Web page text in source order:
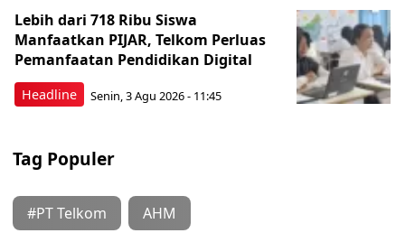
Headline
Lebih dari 718 Ribu Siswa
Manfaatkan PIJAR, Telkom Perluas
Pemanfaatan Pendidikan Digital
Senin, 3 Agu 2026 - 11:45
Tag Populer
#PT Telkom AHM